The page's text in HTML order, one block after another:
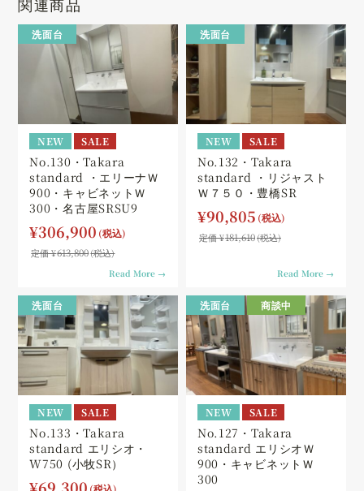
洗面台
NEW SALE
No.130・Takara
standard ・エリーナＷ
900・キャビネットＷ
300・名古屋SRSU9
¥306,900
定価 ¥613,800(税込)
Read More →
洗面台
NEW SALE
No.132・Takara
standard ・リジャスト
Ｗ７５０・豊橋SR
¥90,805
定価 ¥181,610(税込)
Read More →
洗面台
NEW SALE
No.133・Takara
standard エリシオ・
W750 (小牧SR）
洗面台 商談中
NEW SALE
No.127・Takara
standard エリシオＷ
900・キャビネットＷ
300